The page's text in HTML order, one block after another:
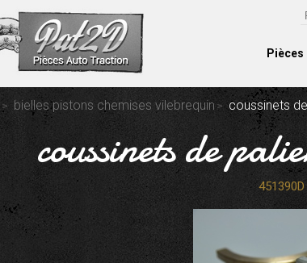
bielles pistons chemises vilebrequin coussinets
coussinets de